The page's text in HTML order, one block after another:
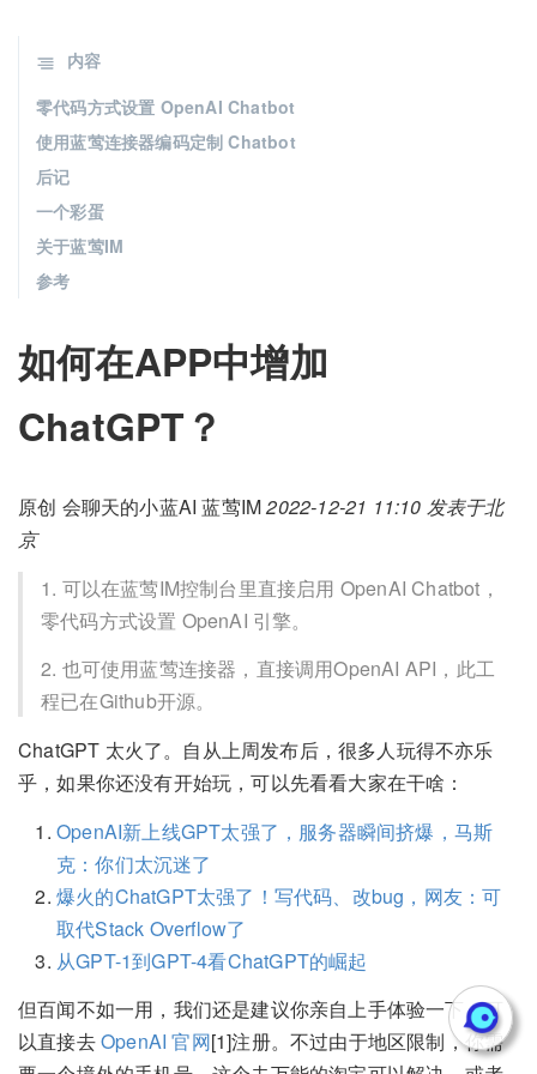
如何在APP中增加
ChatGPT？
原创 会聊天的小蓝AI 蓝莺IM2022-12-21 11:10 发表于北
京
1. 可以在蓝莺IM控制台里直接启用 OpenAI Chatbot，
零代码方式设置 OpenAI 引擎。
2. 也可使用蓝莺连接器，直接调用OpenAI API，此工
程已在Github开源。
ChatGPT 太火了。自从上周发布后，很多人玩得不亦乐
乎，如果你还没有开始玩，可以先看看大家在干啥：
OpenAI新上线GPT太强了，服务器瞬间挤爆，马斯
克：你们太沉迷了
爆火的ChatGPT太强了！写代码、改bug，网友：可
取代Stack Overflow了
从GPT-1到GPT-4看ChatGPT的崛起
但百闻不如一用，我们还是建议你亲自上手体验一下，可
以直接去OpenAI 官网[1]注册。不过由于地区限制，你需
内容
零代码方式设置 OpenAI Chatbot
使用蓝莺连接器编码定制 Chatbot
后记
一个彩蛋
关于蓝莺IM
参考